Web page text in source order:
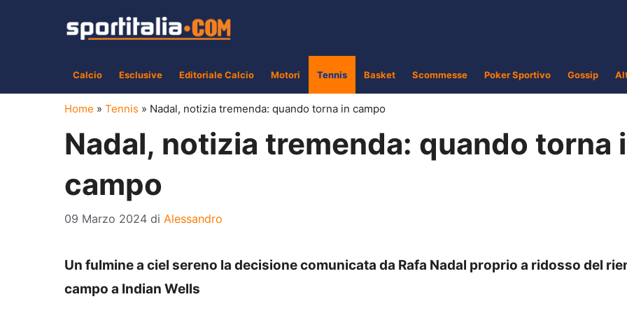
Calcio Esclusive Editoriale Calcio Motori Tennis Basket Scommesse Poker Sportivo Gossip
Home » Tennis » Nadal, notizia tremenda: quando torna in campo
Nadal, notizia tremenda: quando torna
campo
09 Marzo 2024 di Alessandro
Un fulmine a ciel sereno la decisione comunicata da Rafa Nadal proprio a ridosso del
campo a Indian Wells